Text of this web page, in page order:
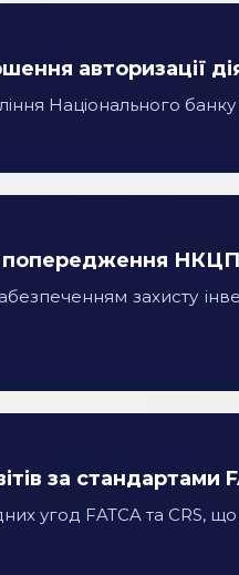
авторизації
Національного
попередження
захисту
за стандартами
угод FATCA та